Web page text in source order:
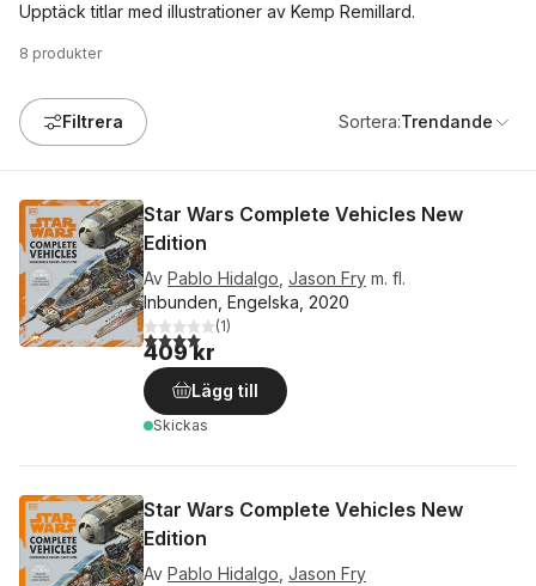
Upptäck titlar med illustrationer av Kemp Remillard.
8 produkter
Filtrera Sortera:Trendande
Star Wars Complete Vehicles New
Edition
Av Pablo Hidalgo Jason Fry m. fl.
Inbunden, Engelska, 2020
4,0utav 5 stjärnor. Totalt antal röster:
(1)
409 kr
Lägg till
Skickas
Star Wars Complete Vehicles New
Edition
Av Pablo Hidalgo Jason Fry